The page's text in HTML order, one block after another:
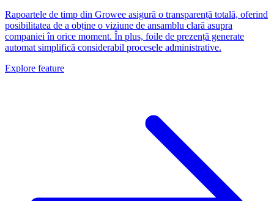
Rapoartele de timp din Growee asigură o transparență totală, oferind
posibilitatea de a obține o viziune de ansamblu clară asupra
companiei în orice moment. În plus, foile de prezență generate
automat simplifică considerabil procesele administrative.
Explore feature